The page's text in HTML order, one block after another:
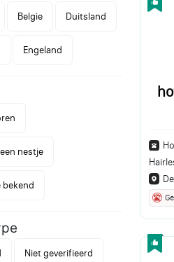
Belgie Duitsland
Engeland
nestje
bekend
Niet geverifieerd